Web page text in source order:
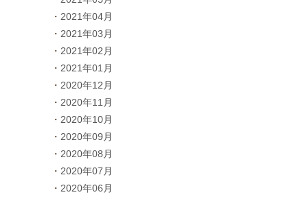
2021年04月
2021年03月
2021年02月
2021年01月
2020年12月
2020年11月
2020年10月
2020年09月
2020年08月
2020年07月
2020年06月